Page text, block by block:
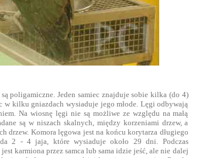
poligamiczne. Jeden samiec znajduje sobie kilka (do 4)
w kilku gniazdach wysiaduje jego młode. Lęgi odbywają
Na wiosnę lęgi nie są możliwe ze względu na małą
są w niszach skalnych, między korzeniami drzew, a
drzew. Komora lęgowa jest na końcu korytarza długiego
2 - 4 jaja, które wysiaduje około 29 dni. Podczas
karmiona przez samca lub sama idzie jeść, ale nie dalej